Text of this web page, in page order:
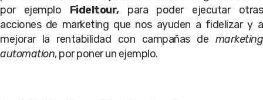
por ejemplo Fideltour,para poder ejecutar otras
acciones de marketing que nos ayuden a fidelizar y a
mejorar la rentabilidad con campañas de marketing
automation, por poner un ejemplo.